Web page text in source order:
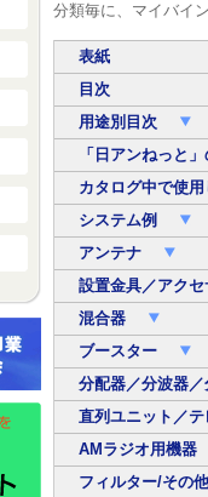
分類毎に、マイバイ
表紙
目次
用途別目次
「日アンねっと
カタログ中で使
システム例
アンテナ
設置金具／アク
混合器
ブースター
分配器／分波器
直列ユニット／
AMラジオ用機器
フィルター/その